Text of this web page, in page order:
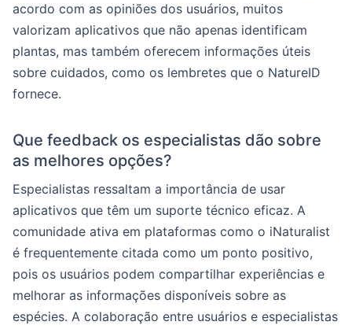
acordo com as opiniões dos usuários, muitos
valorizam aplicativos que não apenas identificam
plantas, mas também oferecem informações úteis
sobre cuidados, como os lembretes que o NatureID
fornece.
Que feedback os especialistas dão sobre
as melhores opções?
Especialistas ressaltam a importância de usar
aplicativos que têm um suporte técnico eficaz. A
comunidade ativa em plataformas como o iNaturalist
é frequentemente citada como um ponto positivo,
pois os usuários podem compartilhar experiências e
melhorar as informações disponíveis sobre as
espécies. A colaboração entre usuários e especialistas